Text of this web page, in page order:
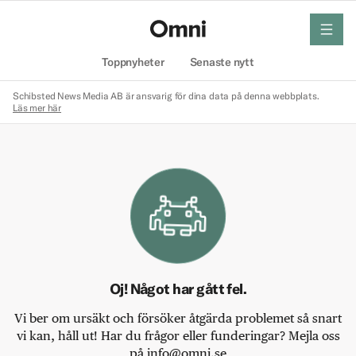
Toppnyheter Senaste nytt
meny
Schibsted News Media AB är ansvarig för dina data på denna webbplats.
Läs mer här
Oj! Något har gått fel.
Vi ber om ursäkt och försöker åtgärda problemet så snart
vi kan, håll ut! Har du frågor eller funderingar? Mejla oss